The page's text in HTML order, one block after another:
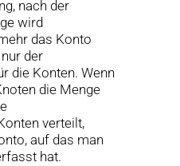
nach der
wird
das Konto
der
die Konten. Wenn
die Menge
verteilt,
auf das man
hat.